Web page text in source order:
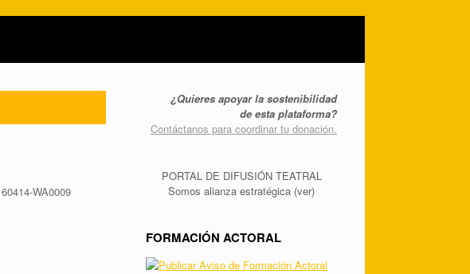
¿Quieres apoyar la sostenibilidad
de esta plataforma?
Contáctanos para coordinar tu donación.
PORTAL DE DIFUSIÓN TEATRAL
Somos alianza estratégica (ver)
FORMACIÓN ACTORAL